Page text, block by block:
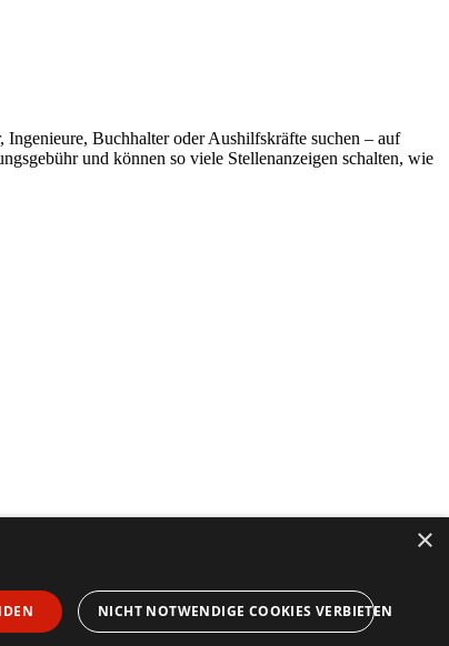
Buchhalter oder Aushilfskräfte suchen – auf
und können so viele Stellenanzeigen schalten, wie
×
NICHT NOTWENDIGE COOKIES VERBIETEN